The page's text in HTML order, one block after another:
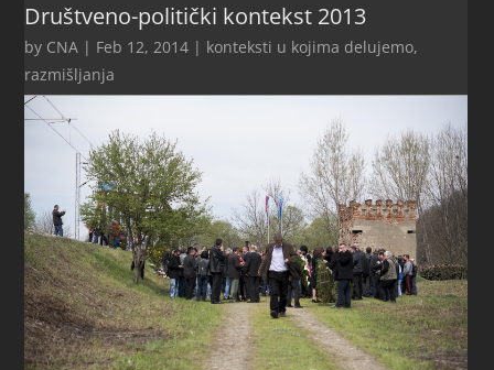
Društveno-politički kontekst 2013
by CNA | Feb 12, 2014 | konteksti u kojima delujemo,
razmišljanja